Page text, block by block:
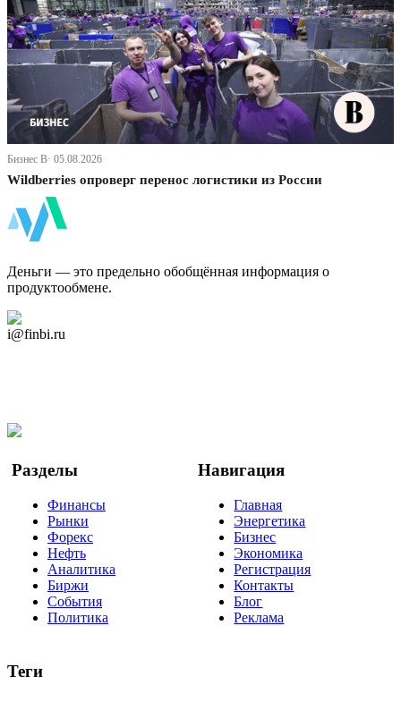
Бизнес В· 05.08.2026
Wildberries опроверг перенос логистики из России
Деньги — это предельно обобщённая информация о
продуктообмене.
i@finbi.ru
Разделы
Финансы
Рынки
Форекс
Нефть
Аналитика
Биржи
События
Политика
Навигация
Главная
Энергетика
Бизнес
Экономика
Регистрация
Контакты
Блог
Реклама
Теги